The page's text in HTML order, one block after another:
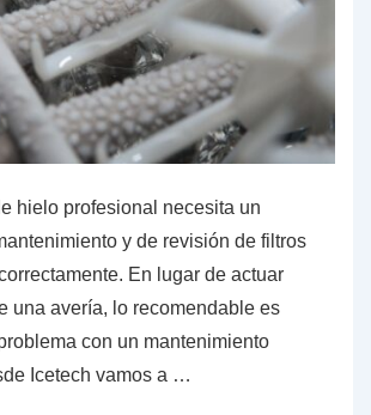
hielo profesional necesita un
y de revisión de filtros
En lugar de actuar
una avería, lo recomendable es
con un mantenimiento
Icetech vamos a …